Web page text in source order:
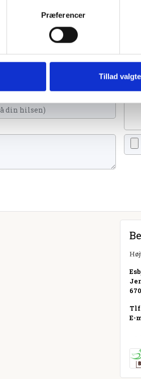
Præferencer
Tillad valgte
2024
tænde et lys, skrive et mindeord,
eller en rose
E-